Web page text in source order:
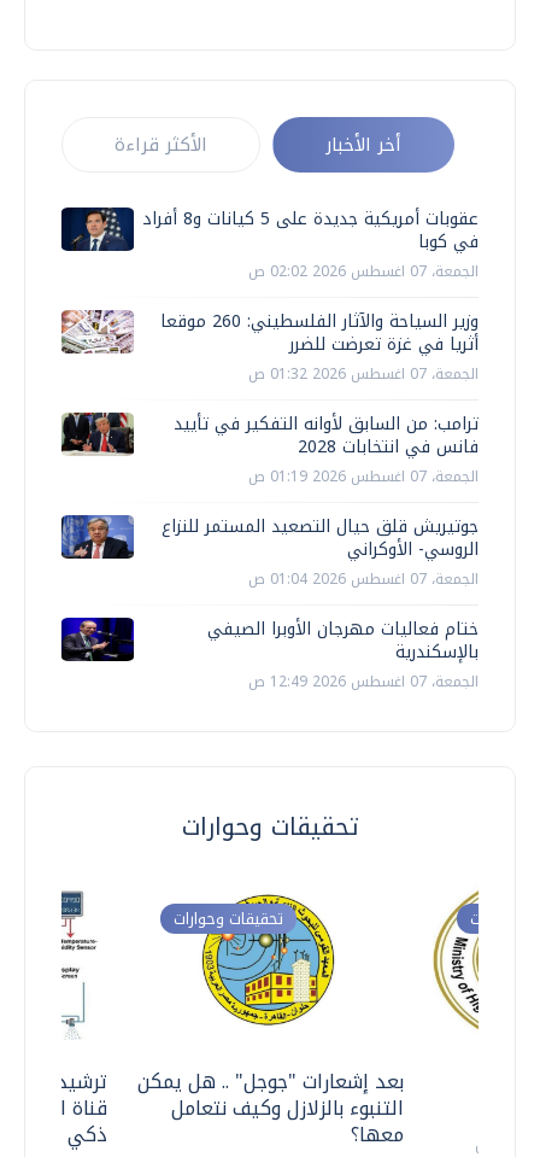
أخر الأخبار الأكثر قراءة
عقوبات أمريكية جديدة على 5 كيانات و8 أفراد
في كوبا
الجمعة، 07 اغسطس 2026 02:02 ص
وزير السياحة والآثار الفلسطيني: 260 موقعا
أثريا في غزة تعرضت للضرر
الجمعة، 07 اغسطس 2026 01:32 ص
ترامب: من السابق لأوانه التفكير في تأييد
فانس في انتخابات 2028
الجمعة، 07 اغسطس 2026 01:19 ص
جوتيريش قلق حيال التصعيد المستمر للنزاع
الروسي- الأوكراني
الجمعة، 07 اغسطس 2026 01:04 ص
ختام فعاليات مهرجان الأوبرا الصيفي
بالإسكندرية
الجمعة، 07 اغسطس 2026 12:49 ص
تحقيقات وحوارات
ترشيدا
قناة
ذكي
تحقيقات وحوارات
بعد إشعارات "جوجل" .. هل يمكن
التنبوء بالزلازل وكيف نتعامل
معها؟
وحوارات